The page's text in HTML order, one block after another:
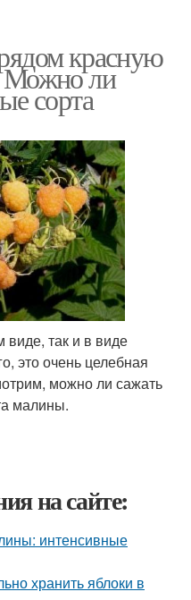
красную
Можно ли
сорта
виде, так и в виде
это очень целебная
можно ли сажать
малины.
на сайте:
интенсивные
хранить яблоки в